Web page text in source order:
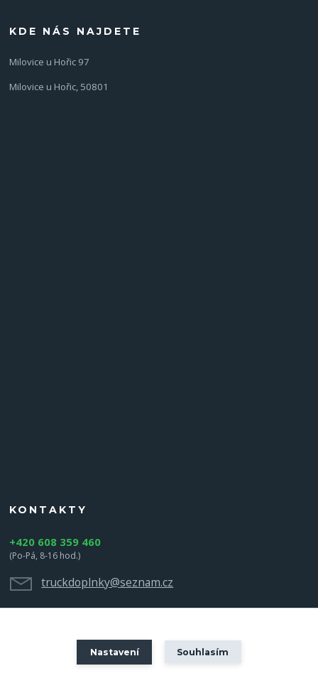
KDE NÁS NAJDETE
Milovice u Hořic 97
Milovice u Hořic, 50801
KONTAKTY
+420 608 359 460
(Po-Pá, 8-16 hod.)
truckdoplnky@seznam.cz
Nastavení Souhlasím